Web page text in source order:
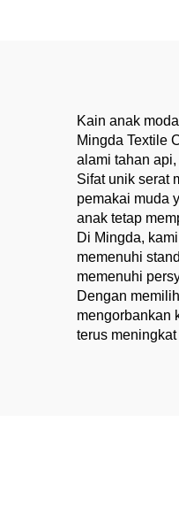
Kain anak
Mingda Textile
alami tahan
Sifat unik serat
pemakai muda
anak tetap
Di Mingda,
memenuhi
memenuhi
Dengan
mengorbankan
terus